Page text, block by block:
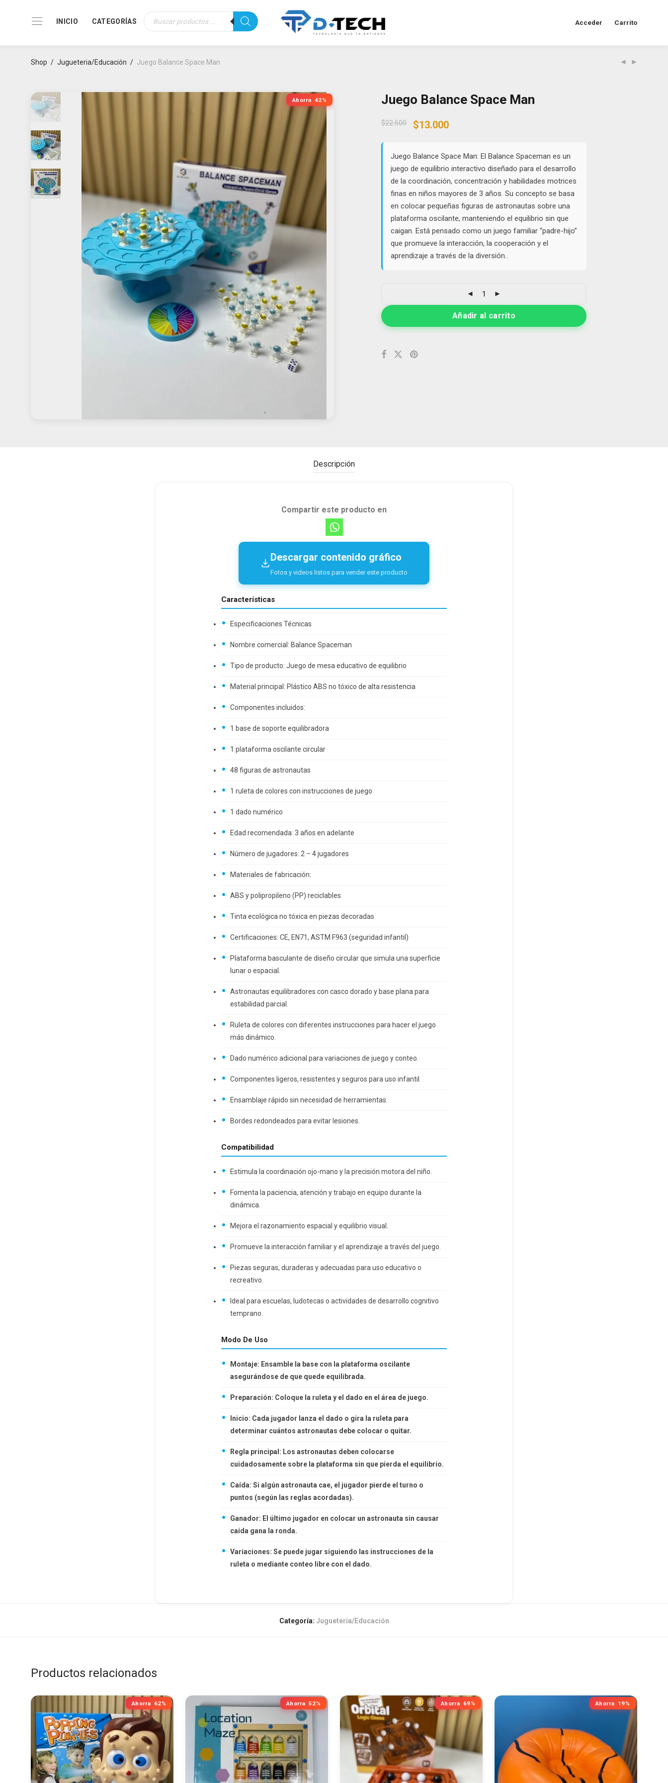
INICIO CATEGORÍAS
Búsqueda
de
Acceder Carrito
Shop / Jugueteria/Educación / Juego Balance Space Man
Ahorra 42% Juego Balance Space Man
$22.500
Original
$22.500.
$13.000Current
$13.000.
Juego Balance Space Man: El Balance Spaceman es un
juego de equilibrio interactivo diseñado para el desarrollo
de la coordinación, concentración y habilidades motrices
finas en niños mayores de 3 años. Su concepto se basa
en colocar pequeñas figuras de astronautas sobre una
plataforma oscilante, manteniendo el equilibrio sin que
caigan. Está pensado como un juego familiar “padre-hijo”
que promueve la interacción, la cooperación y el
aprendizaje a través de la diversión..
Añadir al carrito
Descripción
Compartir este producto en
Descargar contenido gráfico
Fotos y videos listos para vender este producto
Características
Especificaciones Técnicas
Nombre comercial: Balance Spaceman
Tipo de producto: Juego de mesa educativo de equilibrio
Material principal: Plástico ABS no tóxico de alta resistencia
Componentes incluidos:
1 base de soporte equilibradora
1 plataforma oscilante circular
48 figuras de astronautas
1 ruleta de colores con instrucciones de juego
1 dado numérico
Edad recomendada: 3 años en adelante
Número de jugadores: 2 – 4 jugadores
Materiales de fabricación:
ABS y polipropileno (PP) reciclables
Tinta ecológica no tóxica en piezas decoradas
Certificaciones: CE, EN71, ASTM F963 (seguridad infantil)
Plataforma basculante de diseño circular que simula una superficie
lunar o espacial.
Astronautas equilibradores con casco dorado y base plana para
estabilidad parcial.
Ruleta de colores con diferentes instrucciones para hacer el juego
más dinámico.
Dado numérico adicional para variaciones de juego y conteo.
Componentes ligeros, resistentes y seguros para uso infantil.
Ensamblaje rápido sin necesidad de herramientas.
Bordes redondeados para evitar lesiones.
Compatibilidad
Estimula la coordinación ojo-mano y la precisión motora del niño.
Fomenta la paciencia, atención y trabajo en equipo durante la
dinámica.
Mejora el razonamiento espacial y equilibrio visual.
Promueve la interacción familiar y el aprendizaje a través del juego.
Piezas seguras, duraderas y adecuadas para uso educativo o
recreativo.
Ideal para escuelas, ludotecas o actividades de desarrollo cognitivo
temprano.
Modo De Uso
Montaje: Ensamble la base con la plataforma oscilante
asegurándose de que quede equilibrada.
Preparación: Coloque la ruleta y el dado en el área de juego.
Inicio: Cada jugador lanza el dado o gira la ruleta para
determinar cuántos astronautas debe colocar o quitar.
Regla principal: Los astronautas deben colocarse
cuidadosamente sobre la plataforma sin que pierda el equilibrio.
Caída: Si algún astronauta cae, el jugador pierde el turno o
puntos (según las reglas acordadas).
Ganador: El último jugador en colocar un astronauta sin causar
caída gana la ronda.
Variaciones: Se puede jugar siguiendo las instrucciones de la
ruleta o mediante conteo libre con el dado.
Categoría: Jugueteria/Educación
Productos relacionados
Ahorra 62% Ahorra 52% Ahorra 69% Ahorra 19%